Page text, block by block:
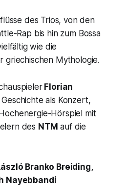
des Trios, von den
Rap bis hin zum Bossa
wie die
griechischen Mythologie.
Florian
als Konzert,
Hörspiel mit
des NTM auf die
Branko Breiding,
Nayebbandi